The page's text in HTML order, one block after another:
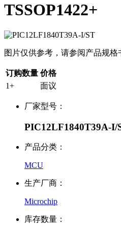
TSSOP1422+
图片仅供参考，请参阅产品规格
订购数量 价格
1+
面议
厂家型号：
PIC12LF1840T39A-I/
产品分类：
MCU
生产厂商：
Microchip
库存数量：